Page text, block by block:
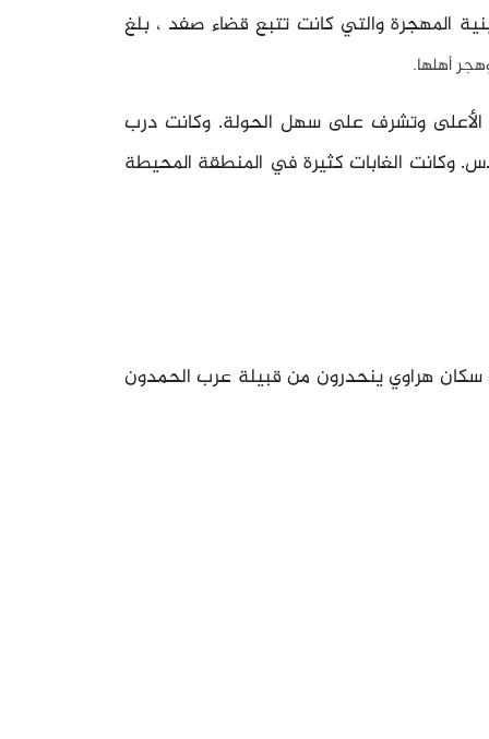
المهجرة والتي كانت تتبع قضاء صفد ، بلغ
وتشرف على سهل الحولة. وكانت درب
وكانت الغابات كثيرة في المنطقة المحيطة
سكان هراوي ينحدرون من قبيلة عرب الحمدون